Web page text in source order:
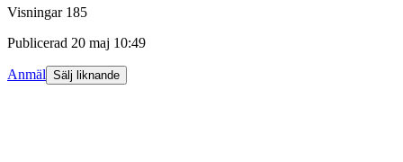
Visningar 185
Publicerad 20 maj 10:49
Anmäl Sälj liknande